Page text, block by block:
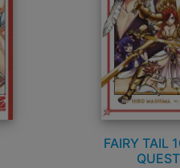
FAIRY TAIL